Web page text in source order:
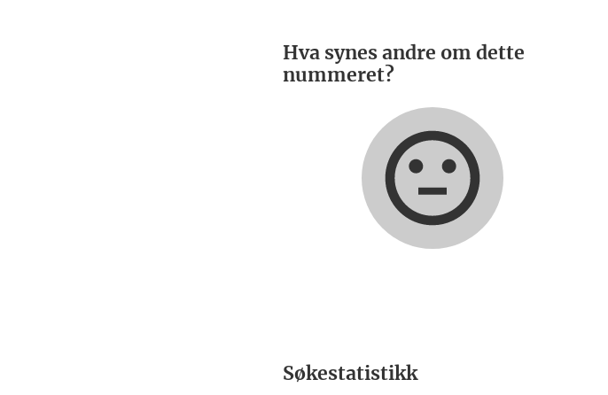
Hva synes andre om dette
nummeret?
Søkestatistikk